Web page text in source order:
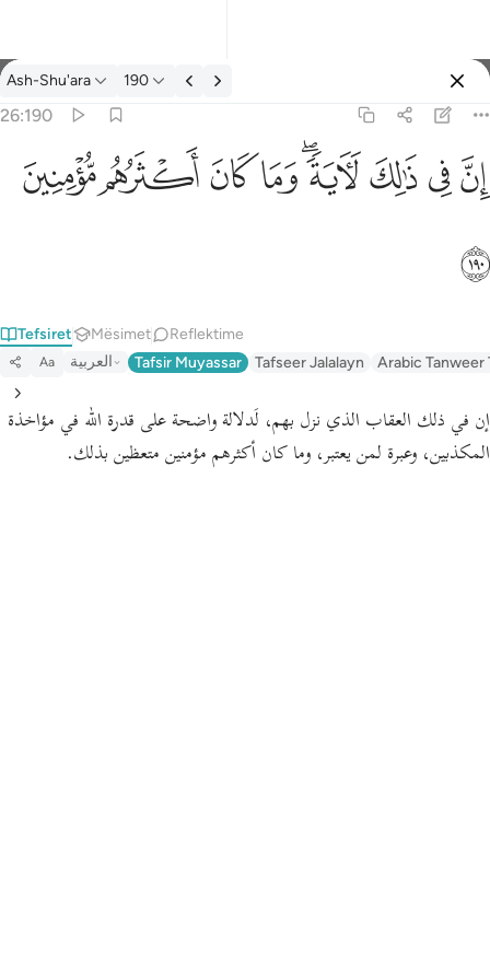
Tefsir: Ash-Shu'ara 26:190
Ash-Shu'ara 190
26:190
ان في ذالك لاية وما كان اكثرهم مومنين ١٩٠
إِنَّ فِى ذَٰلِكَ لَـَٔايَةًۭ ۖ وَمَا كَانَ أَكْثَرُهُم مُّؤْمِنِينَ ١٩٠
ﱳﱴﱵﱶﱷﱸﱹﱺﱻ
ﱼ
Tefsiret Mësimet Reflektime
Aa العربية Tafsir Muyassar Tafseer Jalalayn Arabic Tanweer
إن في ذلك العقاب الذي نزل بهم، لَدلالة واضحة على قدرة الله في مؤاخذة
المكذبين، وعبرة لمن يعتبر، وما كان أكثرهم مؤمنين متعظين بذلك.